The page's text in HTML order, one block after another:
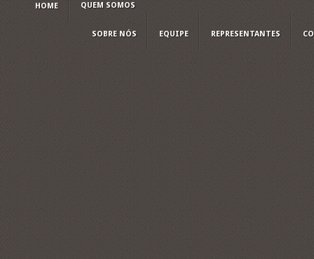
HOME QUEM SOMOS
SOBRE NÓS EQUIPE REPRESENTANTES